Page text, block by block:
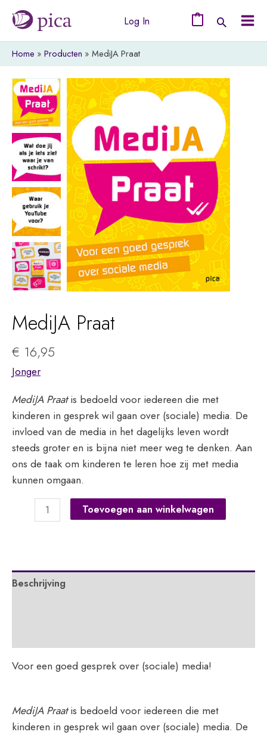
naar
de
inhoud
Log In
Home Producten MediJA Praat
MediJA Praat
€ 16,95
Jonger
MediJA Praatis bedoeld voor iedereen die met
kinderen in gesprek wil gaan over (sociale) media. De
invloed van de media in het dagelijks leven wordt
steeds groter en is bijna niet meer weg te denken. Aan
ons de taak om kinderen te leren hoe zij met media
kunnen omgaan.
Toevoegen aan winkelwagen
Beschrijving
Voor een goed gesprek over (sociale) media!
MediJA Praatis bedoeld voor iedereen die met
kinderen in gesprek wil gaan over (sociale) media. De